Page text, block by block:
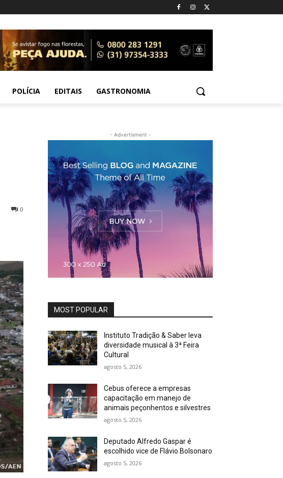
POLÍCIA EDITAIS GASTRONOMIA
0
- Advertisment -
MOST POPULAR
Instituto Tradição & Saber leva
diversidade musical à 3ª Feira
Cultural
agosto 5, 2026
Cebus oferece a empresas
capacitação em manejo de
animais peçonhentos e silvestres
agosto 5, 2026
Deputado Alfredo Gaspar é
escolhido vice de Flávio Bolsonaro
agosto 5, 2026